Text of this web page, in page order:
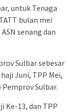
untuk Tenaga
bulan mei
senang dan
Sulbar sebesar
Juni, TPP Mei,
Sulbar.
Ke-13, dan TPP